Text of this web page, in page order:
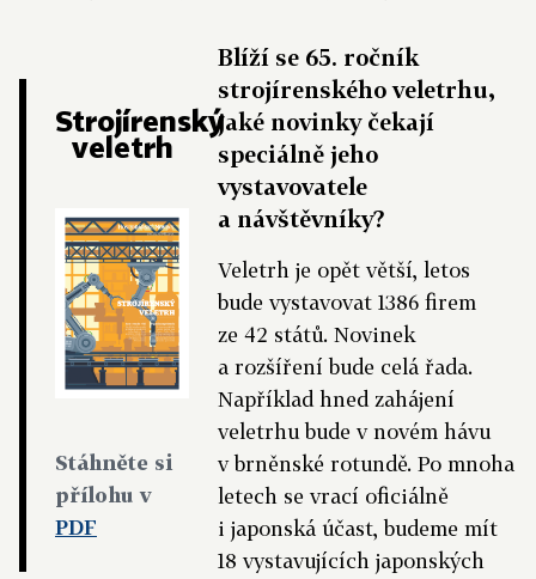
Strojírenský
veletrh
Stáhněte si
přílohu v
PDF
Blíží se 65. ročník
strojírenského veletrhu,
jaké novinky čekají
speciálně jeho
vystavovatele
a návštěvníky?
Veletrh je opět větší, letos
bude vystavovat 1386 firem
ze 42 států. Novinek
a rozšíření bude celá řada.
Například hned zahájení
veletrhu bude v novém hávu
v brněnské rotundě. Po mnoha
letech se vrací oficiálně
i japonská účast, budeme mít
18 vystavujících japonských